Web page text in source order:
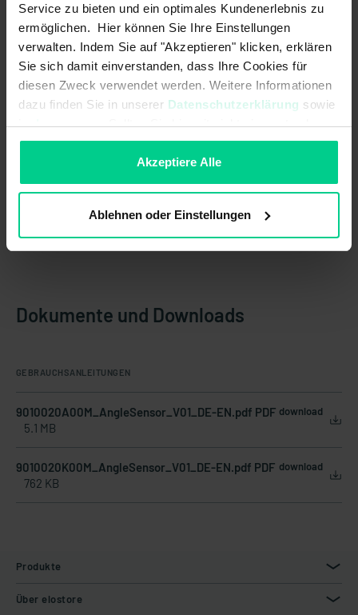
Service zu bieten und ein optimales Kundenerlebnis zu
ermöglichen. Hier können Sie Ihre Einstellungen
verwalten. Indem Sie auf "Akzeptieren" klicken, erklären
Sie sich damit einverstanden, dass Ihre Cookies für
diesen Zweck verwendet werden. Weitere Informationen
dazu finden Sie in unserer Datenschutzerklärung sowie
imImpressum. Sollten Sie hiermit nicht einverstanden
sein, können Sie die Verwendung von Cookies hier
Akzeptiere Alle
Ablehnen oder Einstellungen
Angebot erstellen
Ursprungsland Deutschland
Artikelgewicht 0.065 kg
Dokumente und Downloads
GEBRAUCHSANLEITUNGEN
9010020A00M_AngleSensor_V01_DE-EN.pdf PDF
5.1 MB
download
9010020K00M_AngleSensor_V01_DE-EN.pdf PDF
762 KB
download
Produkte
Über elostore